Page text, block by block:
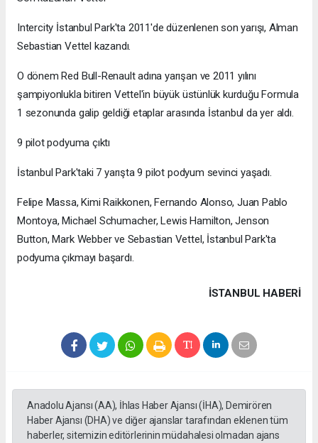
Intercity İstanbul Park'ta 2011'de düzenlenen son yarışı, Alman
Sebastian Vettel kazandı.
O dönem Red Bull-Renault adına yarışan ve 2011 yılını
şampiyonlukla bitiren Vettel'in büyük üstünlük kurduğu Formula
1 sezonunda galip geldiği etaplar arasında İstanbul da yer aldı.
9 pilot podyuma çıktı
İstanbul Park'taki 7 yarışta 9 pilot podyum sevinci yaşadı.
Felipe Massa, Kimi Raikkonen, Fernando Alonso, Juan Pablo
Montoya, Michael Schumacher, Lewis Hamilton, Jenson
Button, Mark Webber ve Sebastian Vettel, İstanbul Park'ta
podyuma çıkmayı başardı.
İSTANBUL HABERİ
Anadolu Ajansı (AA), İhlas Haber Ajansı (İHA), Demirören
Haber Ajansı (DHA) ve diğer ajanslar tarafından eklenen tüm
haberler, sitemizin editörlerinin müdahalesi olmadan ajans